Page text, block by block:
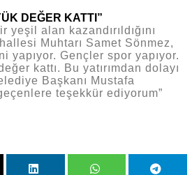
DEĞER KATTI”
alan kazandırıldığını
Muhtarı Samet Sönmez,
yapıyor. Gençler spor yapıyor.
kattı. Bu yatırımdan dolayı
Başkanı Mustafa
teşekkür ediyorum”